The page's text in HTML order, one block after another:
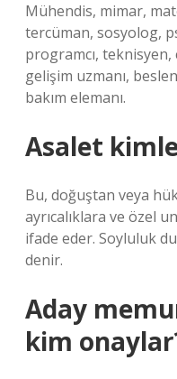
Mühendis, mimar,
tercüman, sosyolog,
programcı,
gelişim uzmanı,
bakım elemanı.
Asalet
Bu, doğuştan veya
ayrıcalıklara ve özel
ifade eder. Soyluluk
denir.
Aday
kim